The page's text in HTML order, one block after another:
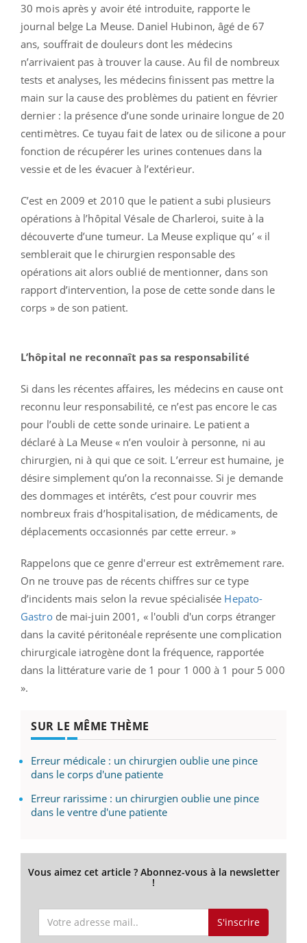
30 mois après y avoir été introduite, rapporte le
journal belge La Meuse. Daniel Hubinon, âgé de 67
ans, souffrait de douleurs dont les médecins
n’arrivaient pas à trouver la cause. Au fil de nombreux
tests et analyses, les médecins finissent pas mettre la
main sur la cause des problèmes du patient en février
dernier : la présence d’une sonde urinaire longue de 20
centimètres. Ce tuyau fait de latex ou de silicone a pour
fonction de récupérer les urines contenues dans la
vessie et de les évacuer à l’extérieur.
C’est en 2009 et 2010 que le patient a subi plusieurs
opérations à l’hôpital Vésale de Charleroi, suite à la
découverte d’une tumeur. La Meuse explique qu’ « il
semblerait que le chirurgien responsable des
opérations ait alors oublié de mentionner, dans son
rapport d’intervention, la pose de cette sonde dans le
corps » de son patient.
L’hôpital ne reconnaît pas sa responsabilité
Si dans les récentes affaires, les médecins en cause ont
reconnu leur responsabilité, ce n’est pas encore le cas
pour l’oubli de cette sonde urinaire. Le patient a
déclaré à La Meuse « n’en vouloir à personne, ni au
chirurgien, ni à qui que ce soit. L’erreur est humaine, je
désire simplement qu’on la reconnaisse. Si je demande
des dommages et intérêts, c’est pour couvrir mes
nombreux frais d’hospitalisation, de médicaments, de
déplacements occasionnés par cette erreur. »
Rappelons que ce genre d'erreur est extrêmement rare.
On ne trouve pas de récents chiffres sur ce type
d’incidents mais selon la revue spécialisée Hepato-
Gastrode mai-juin 2001, « l'oubli d'un corps étranger
dans la cavité péritonéale représente une complication
chirurgicale iatrogène dont la fréquence, rapportée
dans la littérature varie de 1 pour 1 000 à 1 pour 5 000
».
SUR LE MÊME THÈME
Erreur médicale : un chirurgien oublie une pince
dans le corps d'une patiente
Erreur rarissime : un chirurgien oublie une pince
dans le ventre d'une patiente
Vous aimez cet article ? Abonnez-vous à la newsletter
!
S'inscrire